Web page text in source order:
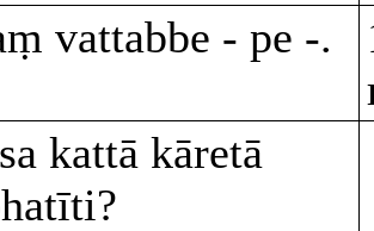
vattabbe - pe -.
kattā kāretā